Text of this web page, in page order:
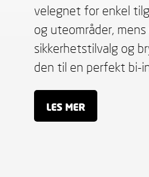
velegnet for enkel
og uteområder, mens
sikkerhetstilvalg og
den til en perfekt bi-
LES MER